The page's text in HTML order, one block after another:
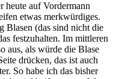
heute auf Vordermann
etwas merkwürdiges.
Blasen (das sind nicht die
festzuhalten. Im mittleren
aus, als würde die Blase
drücken, das ist auch
So habe ich das bisher